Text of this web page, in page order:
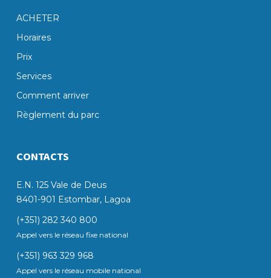
ACHETER
Horaires
Prix
Services
Comment arriver
Règlement du parc
CONTACTS
E.N. 125 Vale de Deus
8401-901 Estombar, Lagoa
(+351) 282 340 800
Appel vers le réseau fixe national
(+351) 963 329 968
Appel vers le réseau mobile national